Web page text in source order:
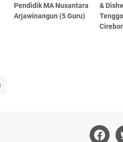
Pendidik MA Nusantara
Arjawinangun (5 Guru)
&